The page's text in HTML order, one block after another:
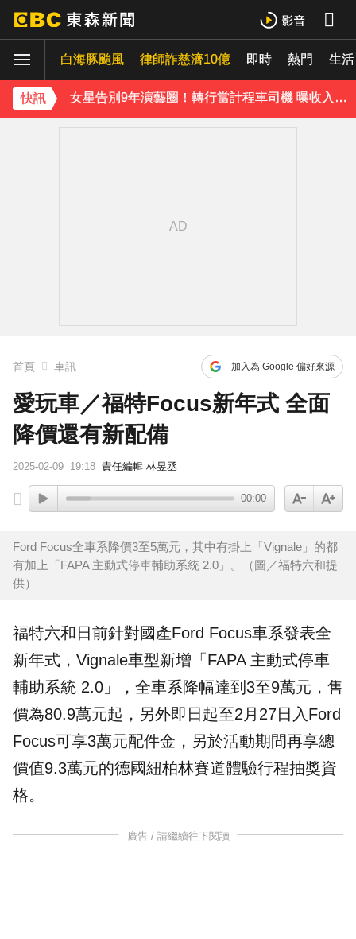
白海豚颱風 律師詐慈濟10億 即時 熱門 生活
快訊
女星告別9年演藝圈！轉行當計程車司機 曝收入：比演員賺更多
蔡阿嘎陷爭議！蘿拉神隱19個月首發文 遭酸「詐騙集團回歸」回應了
首頁 車訊 加入為 Google 偏好來源
愛玩車／福特Focus新年式 全面
降價還有新配備
2025-02-09 19:18 責任編輯 林昱丞
00:00
Ford Focus全車系降價3至5萬元，其中有掛上「Vignale」的都
有加上「FAPA 主動式停車輔助系統 2.0」。（圖／福特六和提
供）
福特六和日前針對國產Ford Focus車系發表全
新年式， Vignale車型新增「FAPA 主動式停車
輔助系統 2.0」，全車系降幅達到3至9萬元，售
價為80.9萬元起，另外即日起至2月27日入Ford
Focus可享3萬元配件金，另於活動期間再享總
價值9.3萬元的德國紐柏林賽道體驗行程抽獎資
格。
廣告 / 請繼續往下閱讀